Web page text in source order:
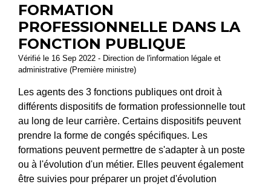
FORMATION
PROFESSIONNELLE DANS LA
FONCTION PUBLIQUE
Vérifié le 16 Sep 2022 - Direction de l'information légale et
administrative (Première ministre)
Les agents des 3 fonctions publiques ont droit à
différents dispositifs de formation professionnelle tout
au long de leur carrière. Certains dispositifs peuvent
prendre la forme de congés spécifiques. Les
formations peuvent permettre de s'adapter à un poste
ou à l'évolution d'un métier. Elles peuvent également
être suivies pour préparer un projet d'évolution